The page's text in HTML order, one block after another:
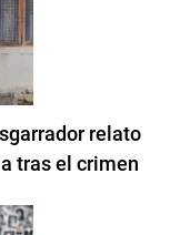
relato
tras el crimen